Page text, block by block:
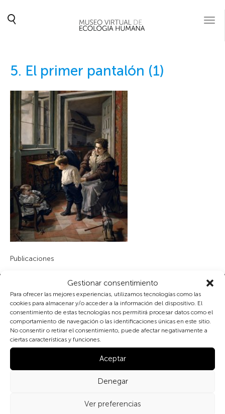
Gestionar consentimiento
Para ofrecer las mejores experiencias, utilizamos tecnologías como las
cookies para almacenar y/o acceder a la información del dispositivo. El
consentimiento de estas tecnologías nos permitirá procesar datos como el
comportamiento de navegación o las identificaciones únicas en este sitio.
No consentir o retirar el consentimiento, puede afectar negativamente a
ciertas características y funciones.
Aceptar
Denegar
Ver preferencias
5. El primer pantalón (1)
Publicaciones
Suscribete a nuestra newsletter
Al marcar la casilla y enviar este formulario, usted
consiente expresamente el tratamiento de sus datos
personales conforme a la normativa vigente en
particular, de acuerdo con lo dispuesto en el
Reglamento (UE) 2016/679 del Parlamento Europeo y
Orgánica 3/2018, de 5 de diciembre, de Protección de